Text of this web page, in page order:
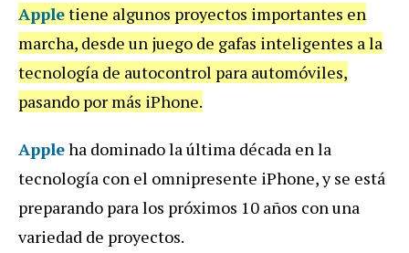
Appletiene algunos proyectos importantes en
marcha, desde un juego de gafas inteligentes a la
tecnología de autocontrol para automóviles,
pasando por más iPhone.
Appleha dominado la última década en la
tecnología con el omnipresente iPhone, y se está
preparando para los próximos 10 años con una
variedad de proyectos.